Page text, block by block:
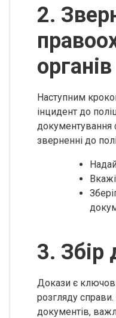
2.
органів
Наступним
інцидент до
документування
зверненні до
3. Збір
Докази є
розгляду
документів,